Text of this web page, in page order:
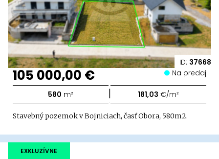
ID: 37668
105 000,00 € Na predaj
580 m² | 181,03 €/m²
Stavebný pozemok v Bojniciach, časť Obora, 580m2.
EXKLUZÍVNE